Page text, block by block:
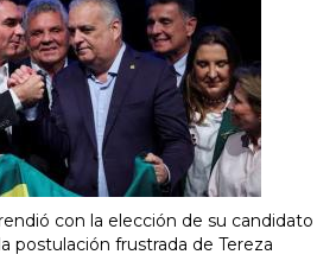
con la elección de su candidato
postulación frustrada de Tereza